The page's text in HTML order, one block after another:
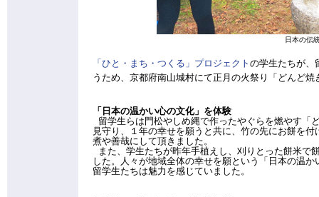
日本の伝
「ひと・まち・つくる」プロジェクト の学生たちが、
うため、京都府南山城村にて正月の火祭り「どんど
「日本の温かい心の文化」を体験
留学生らは門松やしめ縄で作ったやぐらを燃やす「
見守り、１年の幸せを願うと共に、竹の先にお餅を付
煮や善哉にして頂きました。
また、学生たちが昨年手植えし、刈りとった餅米で
した。人々が地域全体の幸せを願という「日本の温か
留学生たちは魅力を感じていました。